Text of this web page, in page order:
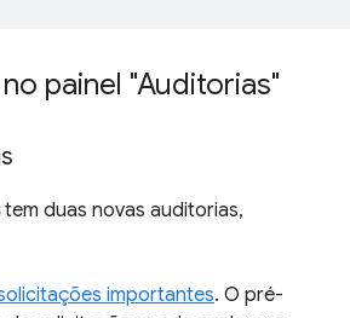
painel "Auditorias"
tem duas novas auditorias,
importantes. O pré-